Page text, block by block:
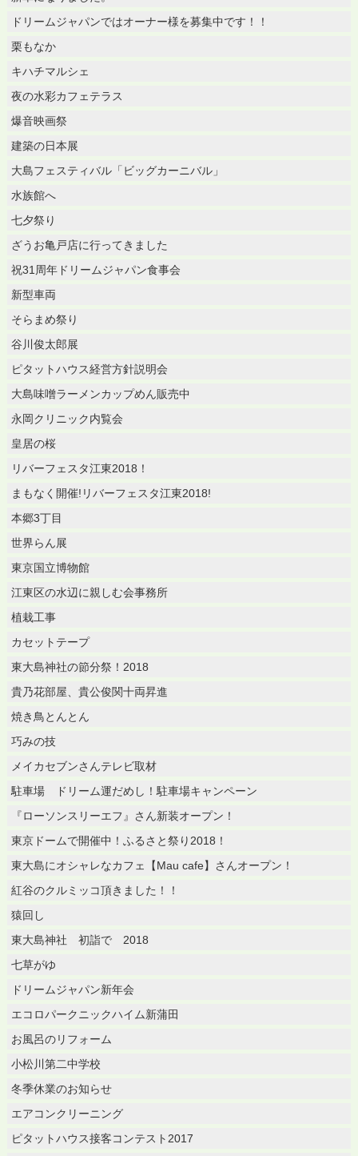
ドリームジャパンではオーナー様を募集中です！！
栗もなか
キハチマルシェ
夜の水彩カフェテラス
爆音映画祭
建築の日本展
大島フェスティバル「ビッグカーニバル」
水族館へ
七夕祭り
ざうお亀戸店に行ってきました
祝31周年ドリームジャパン食事会
新型車両
そらまめ祭り
谷川俊太郎展
ピタットハウス経営方針説明会
大島味噌ラーメンカップめん販売中
永岡クリニック内覧会
皇居の桜
リバーフェスタ江東2018！
まもなく開催!リバーフェスタ江東2018!
本郷3丁目
世界らん展
東京国立博物館
江東区の水辺に親しむ会事務所
植栽工事
カセットテープ
東大島神社の節分祭！2018
貴乃花部屋、貴公俊関十両昇進
焼き鳥とんとん
巧みの技
メイカセブンさんテレビ取材
駐車場 ドリーム運だめし！駐車場キャンペーン
『ローソンスリーエフ』さん新装オープン！
東京ドームで開催中！ふるさと祭り2018！
東大島にオシャレなカフェ【Mau cafe】さんオープン！
紅谷のクルミッコ頂きました！！
猿回し
東大島神社 初詣で 2018
七草がゆ
ドリームジャパン新年会
エコロパークニックハイム新蒲田
お風呂のリフォーム
小松川第二中学校
冬季休業のお知らせ
エアコンクリーニング
ピタットハウス接客コンテスト2017